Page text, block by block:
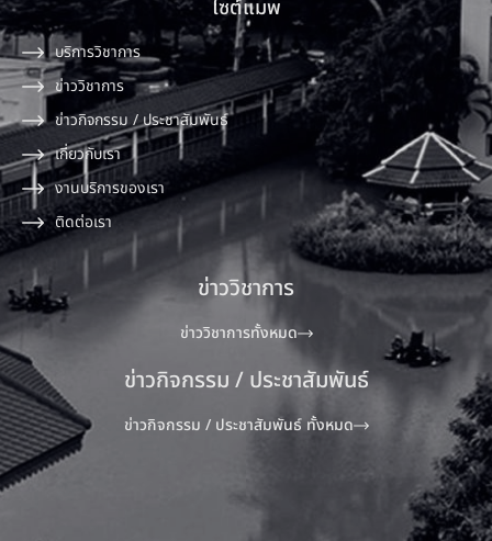
ไซต์แมพ
บริการวิชาการ
ข่าววิชาการ
ข่าวกิจกรรม / ประชาสัมพันธ์
เกี่ยวกับเรา
งานบริการของเรา
ติดต่อเรา
ข่าววิชาการ
ข่าววิชาการทั้งหมด
ข่าวกิจกรรม / ประชาสัมพันธ์
ข่าวกิจกรรม / ประชาสัมพันธ์ ทั้งหมด